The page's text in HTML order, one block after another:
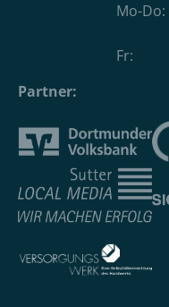
Mo-Do:
Fr:
Partner: